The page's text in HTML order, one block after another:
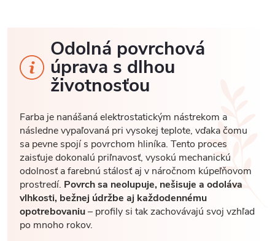
Odolná povrchová
úprava s dlhou
životnosťou
Farba je nanášaná elektrostatickým nástrekom a
následne vypaľovaná pri vysokej teplote, vďaka čomu
sa pevne spojí s povrchom hliníka. Tento proces
zaisťuje dokonalú priľnavosť, vysokú mechanickú
odolnosť a farebnú stálosť aj v náročnom kúpeľňovom
prostredí. Povrch sa neolupuje, nešisuje a odoláva
vlhkosti, bežnej údržbe aj každodennému
opotrebovaniu– profily si tak zachovávajú svoj vzhľad
po mnoho rokov.